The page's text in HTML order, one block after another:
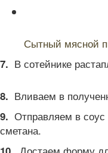
Сытный мясной
7. В сотейнике
8. Вливаем в
9. Отправляем в
сметана.